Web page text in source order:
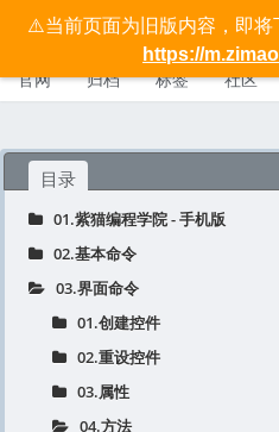
⚠️当前页面为旧版内容，即将
https://
按键精灵手机版宝典 - 紫
官网 归档 标签 社区
目录
01.紫猫编程学院 - 手机版
02.基本命令
03.界面命令
01.创建控件
02.重设控件
03.属性
04.方法